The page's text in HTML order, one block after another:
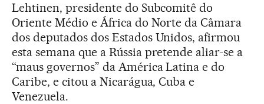
Lehtinen, presidente do Subcomitê do
Oriente Médio e África do Norte da Câmara
dos deputados dos Estados Unidos, afirmou
esta semana que a Rússia pretende aliar-se a
“maus governos” da América Latina e do
Caribe, e citou a Nicarágua, Cuba e
Venezuela.